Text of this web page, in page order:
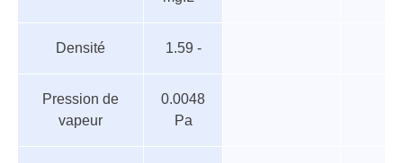
Densité 1.59 -
Pression de
vapeur
0.0048
Pa